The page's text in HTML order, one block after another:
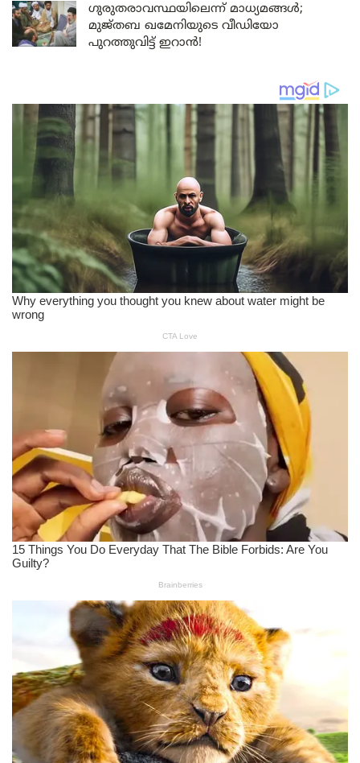
ഗുരുതരാവസ്ഥയിലെന്ന് മാധ്യമങ്ങൾ;
മുജ്തബ ഖമേനിയുടെ വീഡിയോ
പുറത്തുവിട്ട് ഇറാൻ!